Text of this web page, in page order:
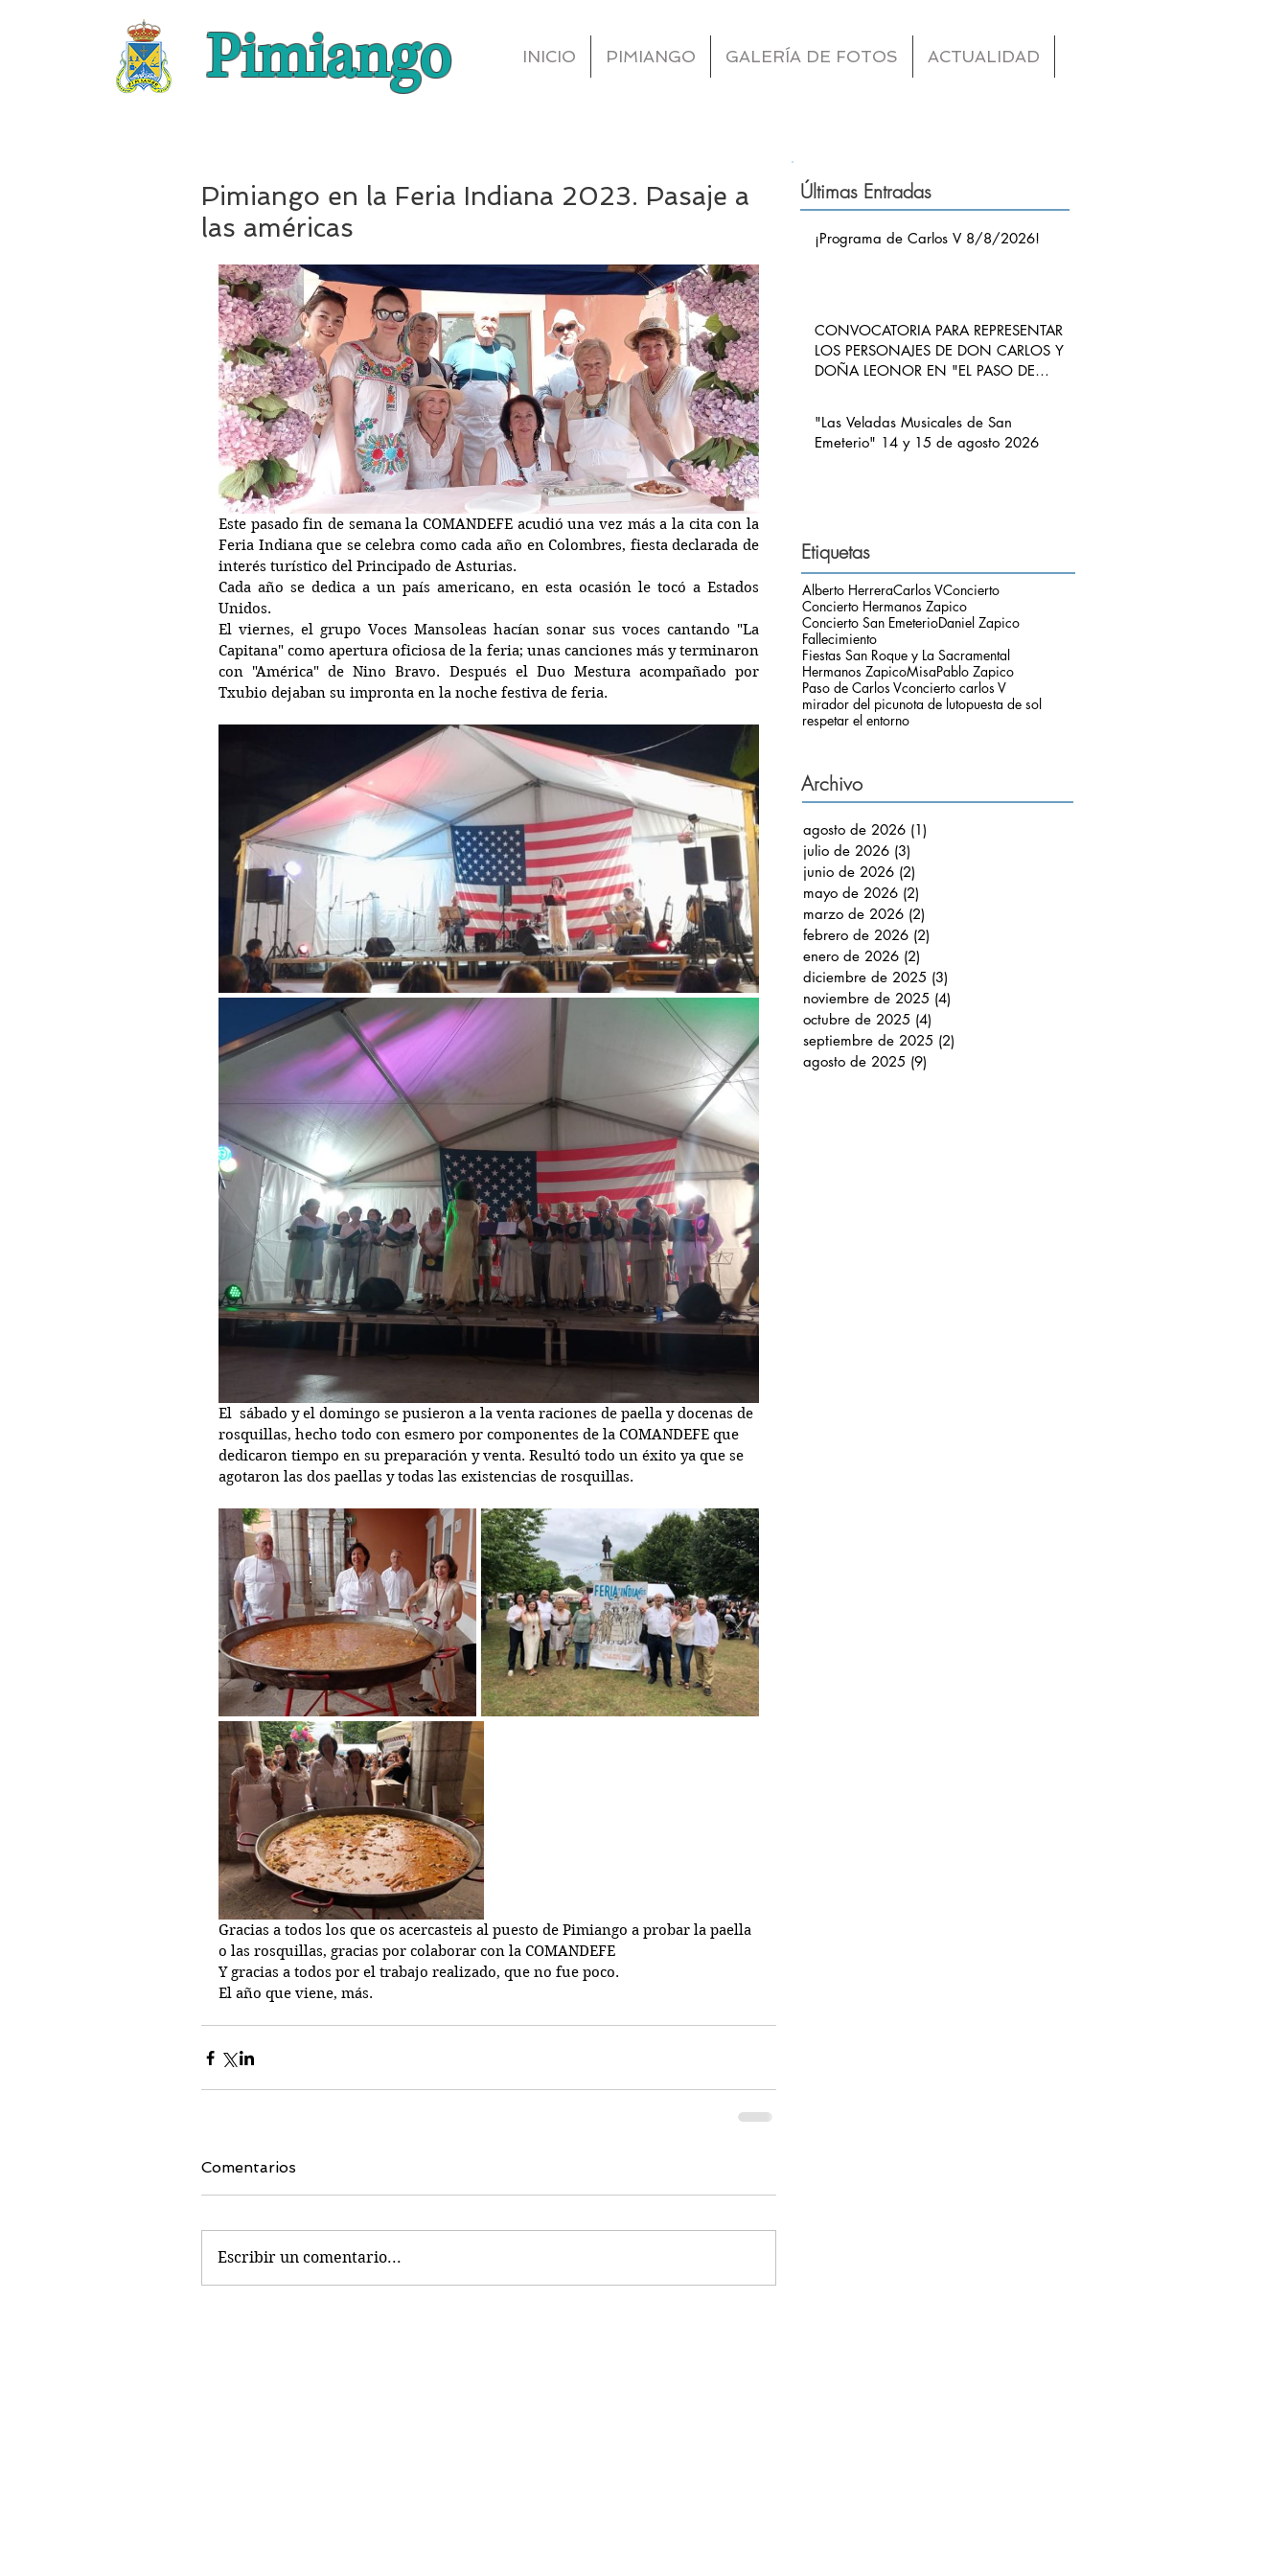
Pimiango INICIO PIMIANGO GALERÍA DE FOTOS ACTUALIDAD
Pimiango en la Feria Indiana 2023. Pasaje a
las américas
Este pasado fin de semana la COMANDEFE acudió una vez más a la cita con la
Feria Indiana que se celebra como cada año en Colombres, fiesta declarada de
interés turístico del Principado de Asturias.
Cada año se dedica a un país americano, en esta ocasión le tocó a Estados
Unidos.
El viernes, el grupo Voces Mansoleas hacían sonar sus voces cantando "La
Capitana" como apertura oficiosa de la feria; unas canciones más y terminaron
con "América" de Nino Bravo. Después el Duo Mestura acompañado por
Txubio dejaban su impronta en la noche festiva de feria.
El  sábado y el domingo se pusieron a la venta raciones de paella y docenas de
rosquillas, hecho todo con esmero por componentes de la COMANDEFE que
dedicaron tiempo en su preparación y venta. Resultó todo un éxito ya que se
agotaron las dos paellas y todas las existencias de rosquillas.
Gracias a todos los que os acercasteis al puesto de Pimiango a probar la paella
o las rosquillas, gracias por colaborar con la COMANDEFE
Y gracias a todos por el trabajo realizado, que no fue poco.
El año que viene, más.
Comentarios
Escribir un comentario...
¡Programa de Carlos V 8/8/2026!
CONVOCATORIA PARA REPRESENTAR
LOS PERSONAJES DE DON CARLOS Y
DOÑA LEONOR EN "EL PASO DE
"Las Veladas Musicales de San
Emeterio" 14 y 15 de agosto 2026
Etiquetas
Alberto HerreraCarlos VConcierto
Concierto Hermanos Zapico
Concierto San EmeterioDaniel Zapico
Fallecimiento
Fiestas San Roque y La Sacramental
Hermanos ZapicoMisaPablo Zapico
Paso de Carlos Vconcierto carlos V
mirador del picunota de lutopuesta de sol
respetar el entorno
Archivo
agosto de 2026 (1)
julio de 2026 (3)
junio de 2026 (2)
mayo de 2026 (2)
marzo de 2026 (2)
febrero de 2026 (2)
enero de 2026 (2)
diciembre de 2025 (3)
noviembre de 2025 (4)
octubre de 2025 (4)
septiembre de 2025 (2)
agosto de 2025 (9)
Últimas Entradas